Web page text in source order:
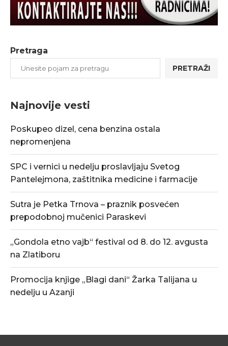
Pretraga
PRETRAŽI
Najnovije vesti
Poskupeo dizel, cena benzina ostala
nepromenjena
SPC i vernici u nedelju proslavljaju Svetog
Pantelejmona, zaštitnika medicine i farmacije
Sutra je Petka Trnova – praznik posvećen
prepodobnoj mučenici Paraskevi
„Gondola etno vajb“ festival od 8. do 12. avgusta
na Zlatiboru
Promocija knjige „Blagi dani“ Žarka Talijana u
nedelju u Azanji